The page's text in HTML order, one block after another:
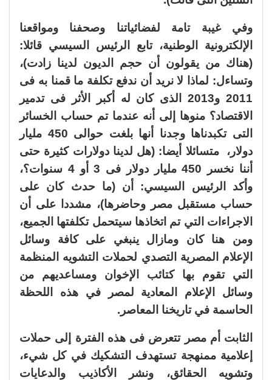
وفي غيبة تامة لفضائياتنا وصحفنا ومواقعنا
الإلكترونية الوطنية، تابع الرئيس السيسي قائلا:
(هناك من يقولون أن حجم الديون لدينا زادت)،
وتساءل: لماذا لا نريد أن ندفع تكلفة ما قمنا به فى
2011 و2013 الذى كان له أكبر الأثر فى تدمير
الاقتصاد؟ منوها إلى أنه عندما تم حساب الخسائر
التى تكبدناها وجدنا أنها بلغت حوالى 450 مليار
دولار، متسائلا أيضا: (هل لدينا دولارات كثيرة حتى
أننا نخسر 450 مليار دولار فى 3 أو 4 سنوات؟،
وأكد الرئيس السيسي: أن (ما حدث كان على
حساب مستقبل مصر وحاضرها)، مشددا على أن
الاجراءات التي تم اتخاذها سيتحمل تكلفتها الجميع،
ومن هنا كان ومازال ينبغي على كافة وسائل
الإعلام المصرية التصدي لحملات التشويه المنظمة
التي تقوم بها كتائب الإخوان ومساعديهم من
وسائل الإعلام المعادية لمصر في هذه اللحظة
الحاسمة في تاريخنا المعاصر.
الثابت أم مصر تتعرض فى هذه الفترة إلى حملات
إعلامية ممنهجة تستهدف التشكيك في كل شيء،
وتشويه الحقائق، ونشر الأكاذيب والدعايات